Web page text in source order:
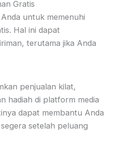
Gratis
untuk memenuhi
Hal ini dapat
terutama jika Anda
penjualan kilat,
hadiah di platform media
dapat membantu Anda
setelah peluang